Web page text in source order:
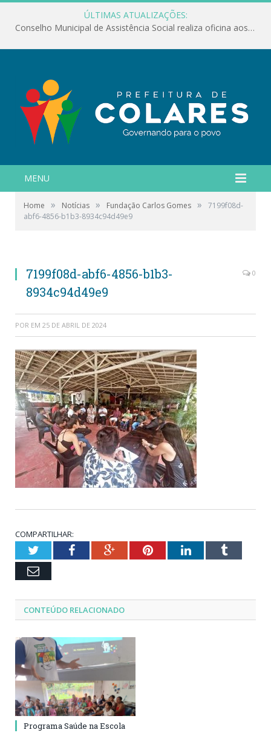
ÚLTIMAS ATUALIZAÇÕES:
Conselho Municipal de Assistência Social realiza oficina aos servidores
MENU
Home » Notícias » Fundação Carlos Gomes »
7199f08d-
abf6-4856-b1b3-8934c94d49e9
7199f08d-abf6-4856-b1b3-
8934c94d49e9
0
POR EM 25 DE ABRIL DE 2024
COMPARTILHAR:
TwitterFacebookGoogle+PinterestLinkedInTumblr
Email
CONTEÚDO RELACIONADO
Programa Saúde na Escola